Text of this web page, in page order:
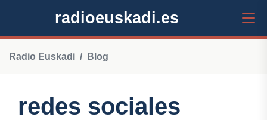
radioeuskadi.es
Radio Euskadi Blog
redes sociales